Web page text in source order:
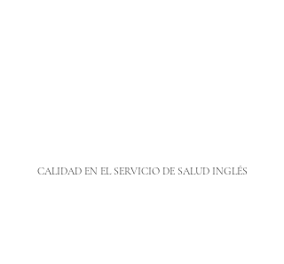
CALIDAD EN EL SERVICIO DE SALUD INGLÉS